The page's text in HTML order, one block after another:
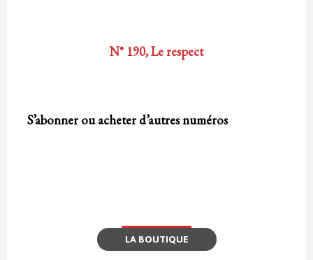
N° 190, Le respect
S’abonner ou acheter d’autres numéros
LA BOUTIQUE